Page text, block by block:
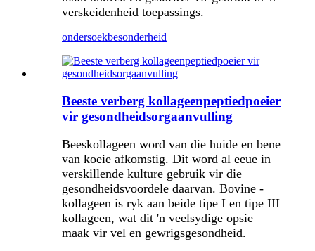
verskeidenheid toepassings.
ondersoekbesonderheid
Beeste verberg kollageenpeptiedpoeier
vir gesondheidsorgaanvulling
Beeskollageen word van die huide en bene
van koeie afkomstig. Dit word al eeue in
verskillende kulture gebruik vir die
gesondheidsvoordele daarvan. Bovine -
kollageen is ryk aan beide tipe I en tipe III
kollageen, wat dit 'n veelsydige opsie
maak vir vel en gewrigsgesondheid.